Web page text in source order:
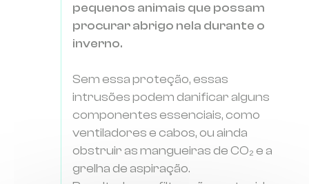
pequenos animais que possam
procurar abrigo nela durante o
inverno.
Sem essa proteção, essas
intrusões podem danificar alguns
componentes essenciais, como
ventiladores e cabos, ou ainda
obstruir as mangueiras de CO₂ e a
grelha de aspiração.